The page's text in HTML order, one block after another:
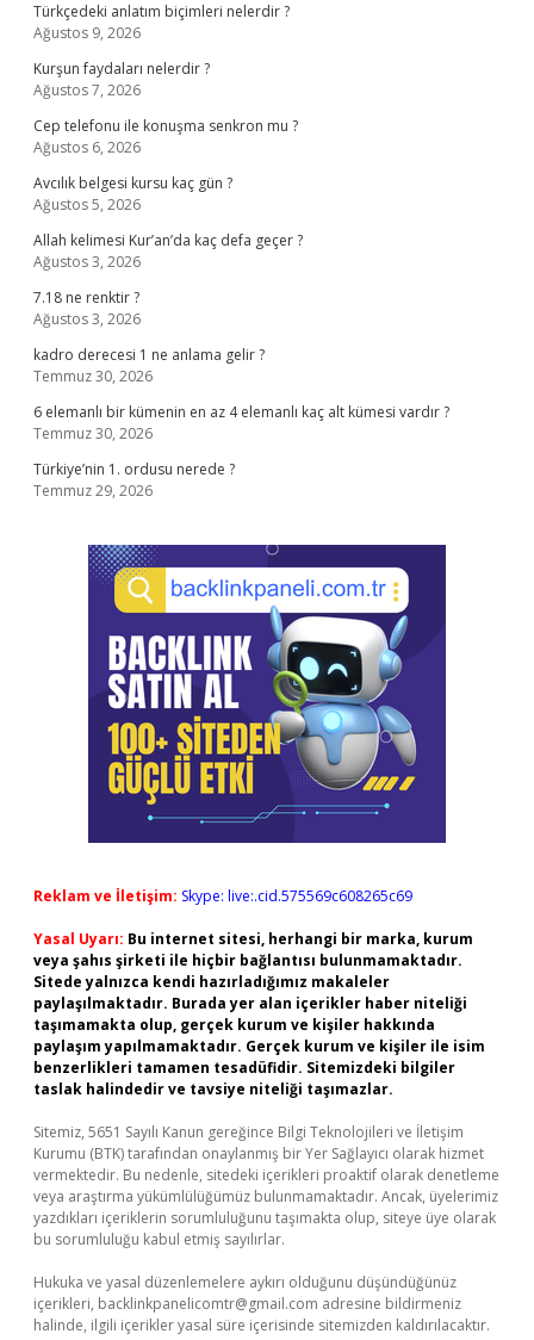
Türkçedeki anlatım biçimleri nelerdir ?
Ağustos 9, 2026
Kurşun faydaları nelerdir ?
Ağustos 7, 2026
Cep telefonu ile konuşma senkron mu ?
Ağustos 6, 2026
Avcılık belgesi kursu kaç gün ?
Ağustos 5, 2026
Allah kelimesi Kur’an’da kaç defa geçer ?
Ağustos 3, 2026
7.18 ne renktir ?
Ağustos 3, 2026
kadro derecesi 1 ne anlama gelir ?
Temmuz 30, 2026
6 elemanlı bir kümenin en az 4 elemanlı kaç alt kümesi vardır ?
Temmuz 30, 2026
Türkiye’nin 1. ordusu nerede ?
Temmuz 29, 2026
Reklam ve İletişim: Skype: live:.cid.575569c608265c69
Yasal Uyarı: Bu internet sitesi, herhangi bir marka, kurum
veya şahıs şirketi ile hiçbir bağlantısı bulunmamaktadır.
Sitede yalnızca kendi hazırladığımız makaleler
paylaşılmaktadır. Burada yer alan içerikler haber niteliği
taşımamakta olup, gerçek kurum ve kişiler hakkında
paylaşım yapılmamaktadır. Gerçek kurum ve kişiler ile isim
benzerlikleri tamamen tesadüfidir. Sitemizdeki bilgiler
taslak halindedir ve tavsiye niteliği taşımazlar.
Sitemiz, 5651 Sayılı Kanun gereğince Bilgi Teknolojileri ve İletişim
Kurumu (BTK) tarafından onaylanmış bir Yer Sağlayıcı olarak hizmet
vermektedir. Bu nedenle, sitedeki içerikleri proaktif olarak denetleme
veya araştırma yükümlülüğümüz bulunmamaktadır. Ancak, üyelerimiz
yazdıkları içeriklerin sorumluluğunu taşımakta olup, siteye üye olarak
bu sorumluluğu kabul etmiş sayılırlar.
Hukuka ve yasal düzenlemelere aykırı olduğunu düşündüğünüz
içerikleri, backlinkpanelicomtr@gmail.com adresine bildirmeniz
halinde, ilgili içerikler yasal süre içerisinde sitemizden kaldırılacaktır.